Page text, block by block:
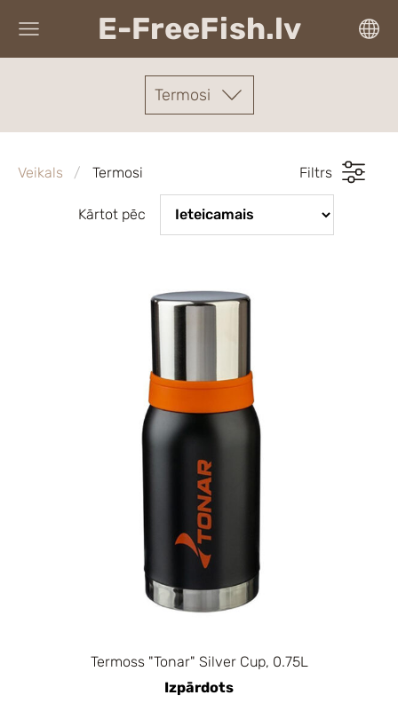
E-FreeFish.lv
Termosi
Veikals Termosi Filtrs
Kārtot pēc
Termoss "Tonar" Silver Cup, 0.75L
Izpārdots